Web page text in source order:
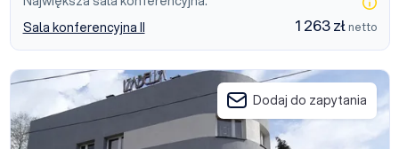
Sala konferencyjna II
1 263 zł netto
Rezydencja Izabella
Dodaj do zapytania